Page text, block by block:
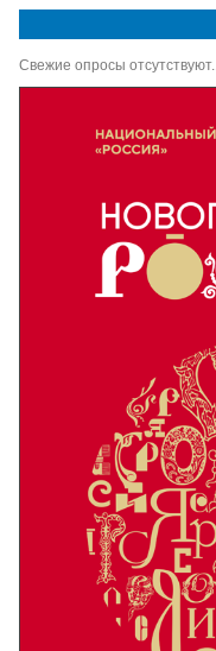
Свежие опросы отсутствуют...